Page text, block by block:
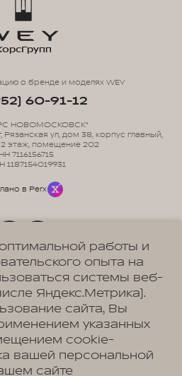
персональных данных
соглашение
персональных данных третьим лицам
на обработку ПД
о бренде и моделях WEY
60-91-12
НОВОМОСКОВСК"
Рязанская ул, дом 38, корпус главный,
2 этаж, помещение 202
7116156715
1187154019931
в Perx
работы и
опыта на
системы веб-
Яндекс.Метрика).
сайта, Вы
указанных
cookie-
вашей персональной
сайте